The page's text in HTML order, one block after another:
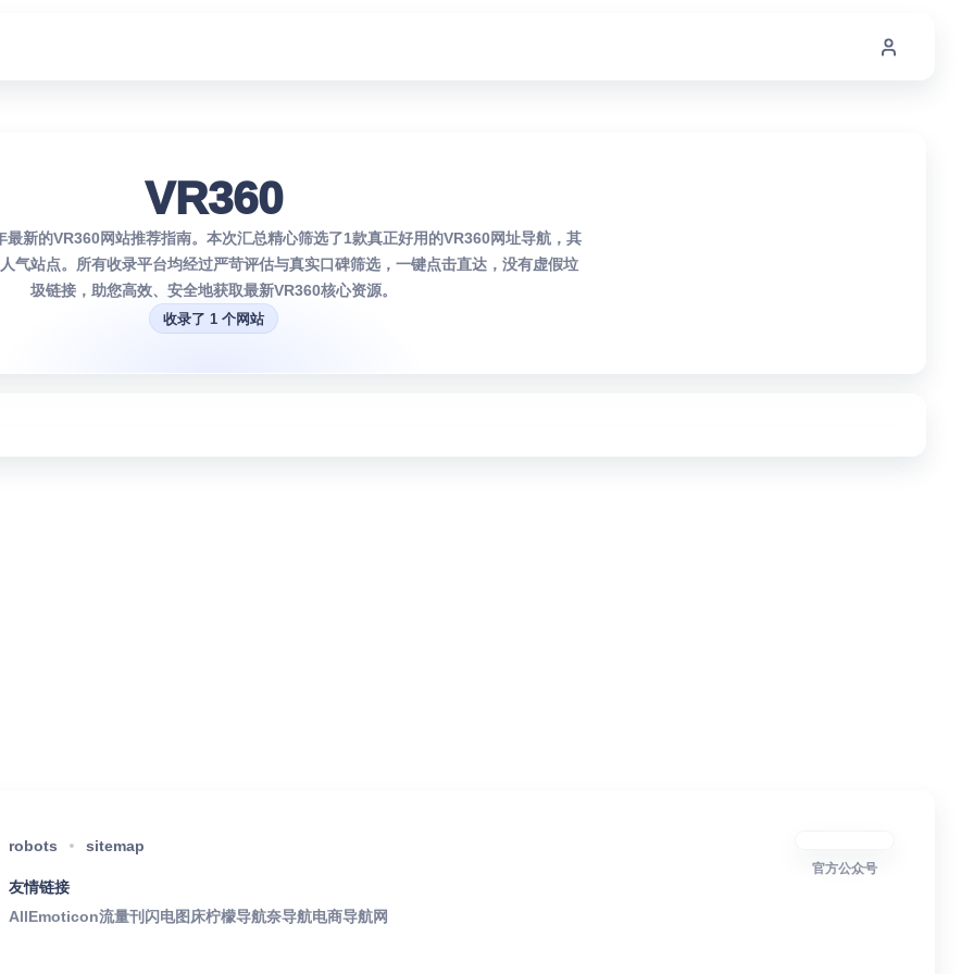
VR360
最新的VR360网站推荐指南。本次汇总精心筛选了1款真正好用的VR360网址导航，其
气站点。所有收录平台均经过严苛评估与真实口碑筛选，一键点击直达，没有虚假垃
圾链接，助您高效、安全地获取最新VR360核心资源。
收录了 1 个网站
robots sitemap
友情链接
AllEmoticon流量刊 闪电图床柠檬导航奈导航电商导航网
官方公众号